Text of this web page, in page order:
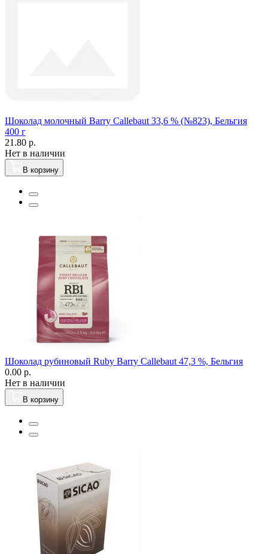
Шоколад молочный Вarry Callebaut 33,6 % (№823), Бельгия
400 г
21.80 р.
Нет в наличии
В корзину
Шоколад рубиновый Ruby Вarry Callebaut 47,3 %, Бельгия
0.00 р.
Нет в наличии
В корзину